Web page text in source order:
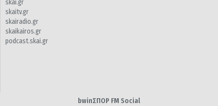
skai.gr
skaitv.gr
skairadio.gr
skaikairos.gr
podcast.skai.gr
bwinΣΠΟΡ FM Social